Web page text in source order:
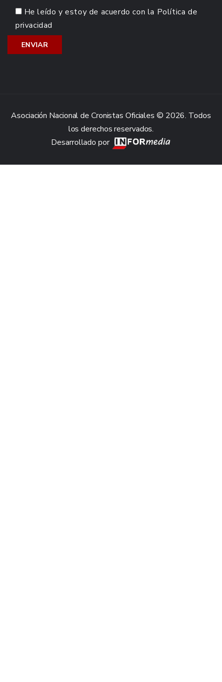
He leído y estoy de acuerdo con la Política de
privacidad
Asociación Nacional de Cronistas Oficiales © 2026. Todos
los derechos reservados.
Desarrollado por